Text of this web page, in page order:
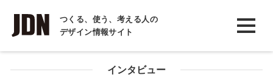
つくる、使う、考える人の
デザイン情報サイト
INTERVIEW
インタビュー
REPORT インタビュー